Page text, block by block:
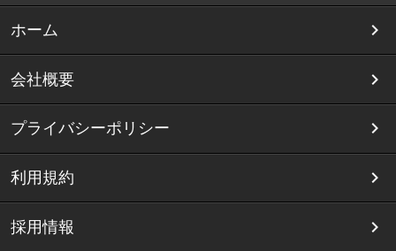
ホーム
会社概要
プライバシーポリシー
利用規約
採用情報